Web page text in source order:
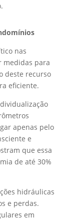
nas
medidas para
deste recurso
eficiente.
apenas pelo
e
que essa
de até 30%
hidráulicas
e perdas.
em